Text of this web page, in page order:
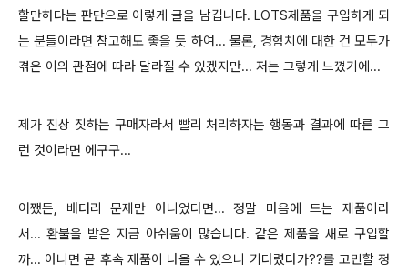
할만하다는 판단으로 이렇게 글을 남깁니다. LOTS제품을 구입하게 되
는 분들이라면 참고해도 좋을 듯 하여... 물론, 경험치에 대한 건 모두가
겪은 이의 관점에 따라 달라질 수 있겠지만... 저는 그렇게 느꼈기에...
제가 진상 짓하는 구매자라서 빨리 처리하자는 행동과 결과에 따른 그
런 것이라면 에구구...
어쨌든, 배터리 문제만 아니었다면... 정말 마음에 드는 제품이라
서... 환불을 받은 지금 아쉬움이 많습니다. 같은 제품을 새로 구입할
까... 아니면 곧 후속 제품이 나올 수 있으니 기다렸다가??를 고민할 정